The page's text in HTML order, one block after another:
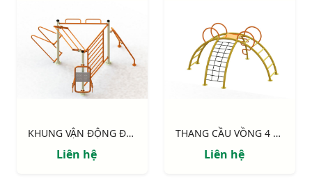
KHUNG VẬN ĐỘNG ĐA NĂNG 3 MẶT
Liên hệ
THANG CẦU VỒNG 4 HƯỚNG
Liên hệ